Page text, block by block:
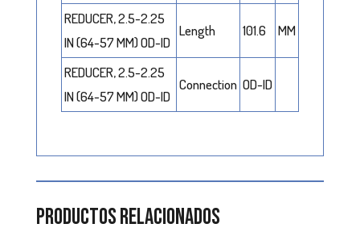
REDUCER, 2.5-2.25
IN (64-57 MM) OD-ID
Length 101.6 MM
REDUCER, 2.5-2.25
IN (64-57 MM) OD-ID
Connection OD-ID
Productos relacionados